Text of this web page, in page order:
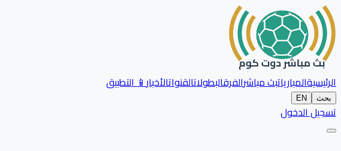
الرئيسيةالمبارياتبث مباشرالفرقالبطولاتالقنواتالأخبار📱 التطبيق
بحث EN
تسجيل الدخول